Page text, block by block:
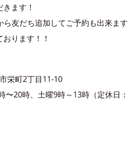
ます！
ら友だち追加してご予約も出来ます
ります！！
栄町2丁目11-10
〜20時、土曜9時～13時（定休日：